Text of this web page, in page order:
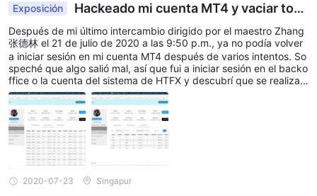
Exposición
Hackeado mi cuenta MT4 y vaciar toda
s mis ganancias
Después de mi último intercambio dirigido por el maestro Zhang
张德林 el 21 de julio de 2020 a las 9:50 p.m., ya no podía volver
a iniciar sesión en mi cuenta MT4 después de varios intentos. So
speché que algo salió mal, así que fui a iniciar sesión en el backo
ffice o la cuenta del sistema de HTFX y descubrí que se realizar
on muchos intercambios no autorizados con mi conocimiento. Cr
eí que este es un trabajo interno ya que mi contraseña tiene 12 c
aracteres y nunca revelaré mi contraseña a nadie. Todo el propó
sito que vi esa noche ante mis ojos era vaciar todas mis gananci
as vendiendo o comprando e inmediatamente cerré el pedido de
l producto GDH. Cada lote me costó $ 40 en una comisión paga
da al corredor. Entonces comencé con 100 lotes y gradualmente
a lotes más pequeños hasta que mi cuenta corriera de margen.
Llamé al maestro Zhang y su asistente pero no respondí. HTFX n
2020-07-23 Singapur